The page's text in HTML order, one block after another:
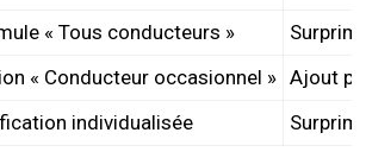
« Tous conducteurs »
« Conducteur occasionnel » Ajout
individualisée